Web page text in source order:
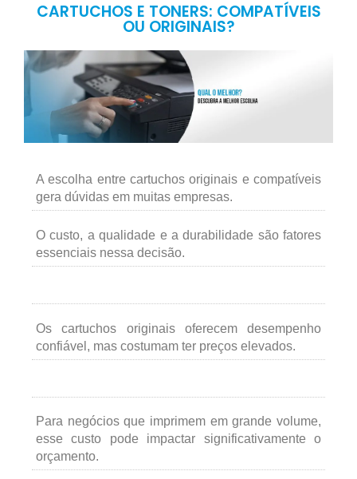
CARTUCHOS E TONERS: COMPATÍVEIS
OU ORIGINAIS?
A escolha entre cartuchos originais e compatíveis
gera dúvidas em muitas empresas.
O custo, a qualidade e a durabilidade são fatores
essenciais nessa decisão.
Os cartuchos originais oferecem desempenho
confiável, mas costumam ter preços elevados.
Para negócios que imprimem em grande volume,
esse custo pode impactar significativamente o
orçamento.